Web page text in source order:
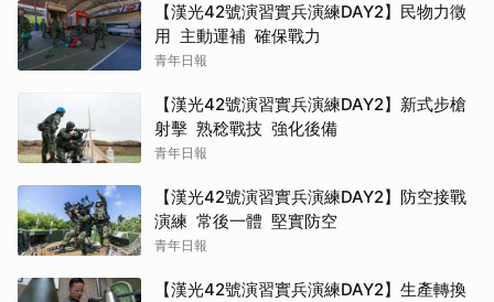
【漢光42號演習實兵演練DAY2】民物力徵
用 主動運補 確保戰力
青年日報
【漢光42號演習實兵演練DAY2】新式步槍
射擊 熟稔戰技 強化後備
青年日報
【漢光42號演習實兵演練DAY2】防空接戰
演練 常後一體 堅實防空
青年日報
【漢光42號演習實兵演練DAY2】生產轉換